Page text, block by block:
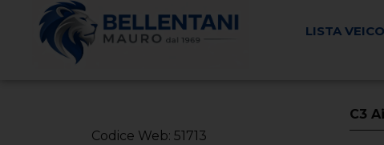
LISTA
< Torna Indietro
Codice Web: 51713
C3